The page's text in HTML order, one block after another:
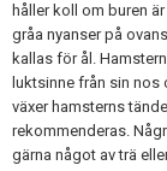
håller koll om buren
gråa nyanser på
kallas för ål.
luktsinne från sin nos
växer hamsterns
rekommenderas.
gärna något av trä